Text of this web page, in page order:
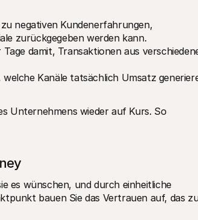
negativen Kundenerfahrungen,
zurückgegeben werden kann.
damit, Transaktionen aus
Kanäle tatsächlich Umsatz
Unternehmens wieder auf Kurs. So
es wünschen, und durch einheitliche
bauen Sie das Vertrauen auf, das